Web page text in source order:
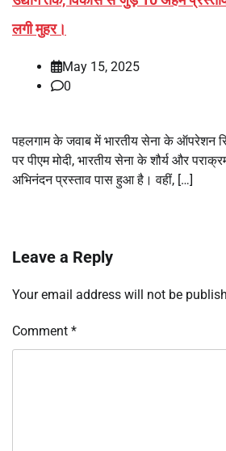
लगी मुहर।
May 15, 2025
0
पहलगाम के जवाब में भारतीय सेना के ऑपरेशन
पर पीएम मोदी, भारतीय सेना के शौर्य और
अभिनंदन प्रस्ताव पास हुआ है। वहीं, […]
Leave a Reply
Your email address will not be
Comment *